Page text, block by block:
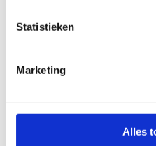
Statistieken
Marketing
Alles
behandeld door de dienst
Wij werken ook samen met
behoeve van ons jouw
Cronos